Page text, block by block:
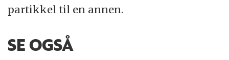
partikkel til en annen.
SE OGSÅ